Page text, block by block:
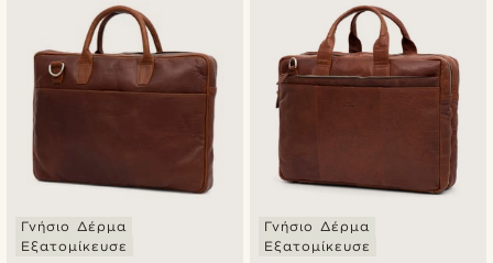
Γνήσιο Δέρμα
Εξατομίκευσε
Γνήσιο Δέρμα
Εξατομίκευσε